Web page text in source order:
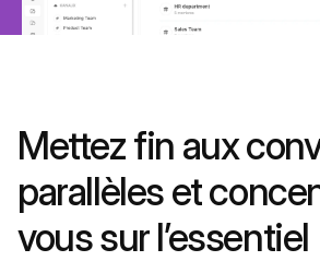
Mettez fin aux
parallèles et
vous sur l’essentiel